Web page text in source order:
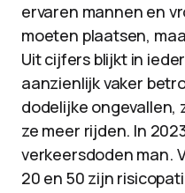
ervaren mannen en
moeten plaatsen,
Uit cijfers blijkt in
aanzienlijk vaker
dodelijke ongevallen,
ze meer rijden. In
verkeersdoden man.
20 en 50 zijn